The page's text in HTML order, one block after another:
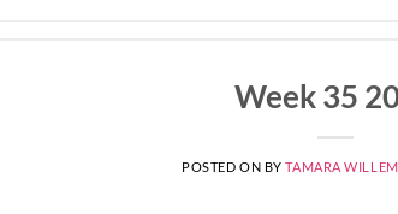
Week 35
POSTED ON BYTAMARA